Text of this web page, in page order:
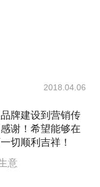
2018.04.06
牌建设到营销传
谢！希望能够在
切顺利吉祥！
意